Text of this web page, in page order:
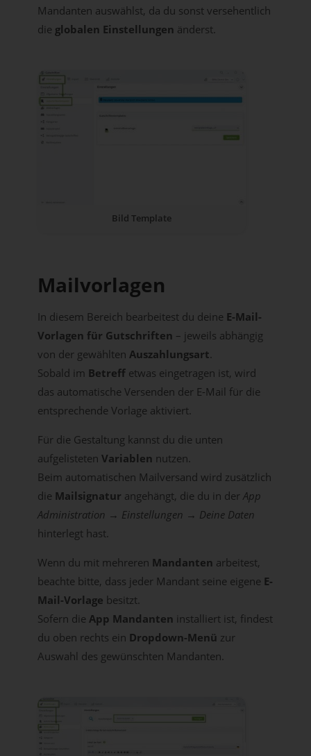
Mandanten auswählst, da du sonst versehentlich
die globalen Einstellungen änderst.
Bild Template
Mailvorlagen
In diesem Bereich bearbeitest du deine E-Mail-
Vorlagen für Gutschriften – jeweils abhängig
von der gewählten Auszahlungsart
Sobald im Betreffetwas eingetragen ist, wird
das automatische Versenden der E-Mail für die
entsprechende Vorlage aktiviert.
Für die Gestaltung kannst du die unten
aufgelisteten Variablen nutzen.
Beim automatischen Mailversand wird zusätzlich
die Mailsignatur angehängt, die du in der App
Administration → Einstellungen → Deine Daten
hinterlegt hast.
Wenn du mit mehreren Mandanten arbeitest,
beachte bitte, dass jeder Mandant seine eigene E-
Mail-Vorlage besitzt.
Sofern die App Mandanten installiert ist, findest
du oben rechts ein Dropdown-Menü zur
Auswahl des gewünschten Mandanten.